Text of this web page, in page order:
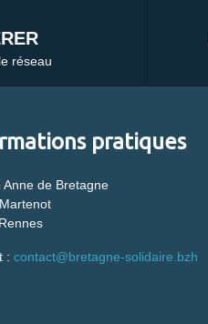
réseau
pratiques
Anne de Bretagne
: contact@bretagne-solidaire.bzh